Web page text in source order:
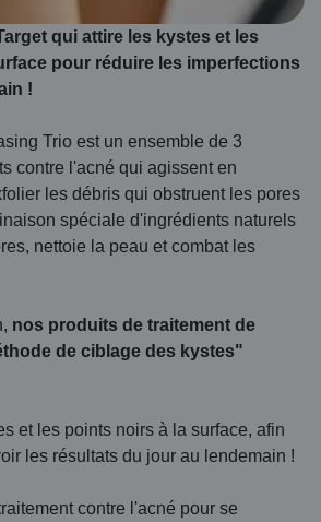
qui attire les kystes et les
pour réduire les imperfections
!
Trio est un ensemble de 3
contre l'acné qui agissent en
les débris qui obstruent les pores
spéciale d'ingrédients naturels
nettoie la peau et combat les
nos produits de traitement de
de ciblage des kystes"
et les points noirs à la surface, afin
les résultats du jour au lendemain !
contre l'acné pour se